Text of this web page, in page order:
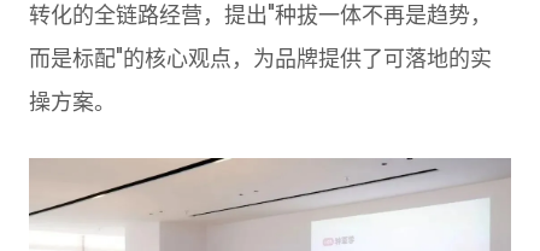
转化的全链路经营，提出"种拔一体不再是趋势，
而是标配"的核心观点，为品牌提供了可落地的实
操方案。